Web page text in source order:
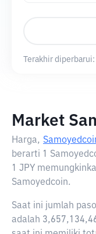
Terakhir diperbarui:
Market
Harga,
berarti 1
1 JPY
Samoyedcoin.
Saat ini jumlah
adalah